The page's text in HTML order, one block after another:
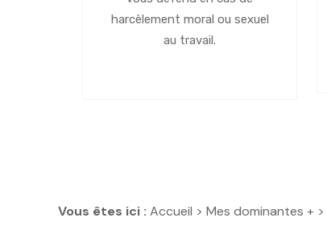
harcèlement moral ou sexuel
au travail.
Vous êtes ici : Accueil > Mes dominantes + >